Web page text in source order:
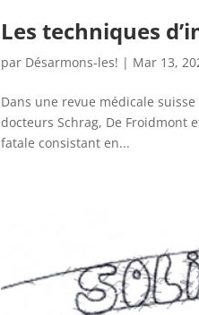
Les techniques
par Désarmons-les! | Mar 13,
Dans une revue médicale
docteurs Schrag, De Froidmont
fatale consistant en...